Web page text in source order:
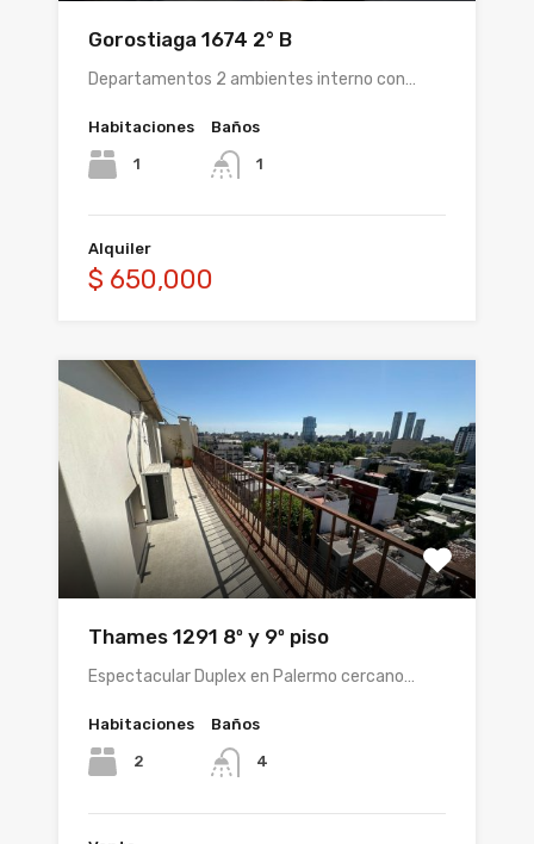
Gorostiaga 1674 2° B
Departamentos 2 ambientes interno con…
Habitaciones
1
Baños
1
Alquiler
$ 650,000
Thames 1291 8º y 9º piso
Espectacular Duplex en Palermo cercano…
Habitaciones
2
Baños
4